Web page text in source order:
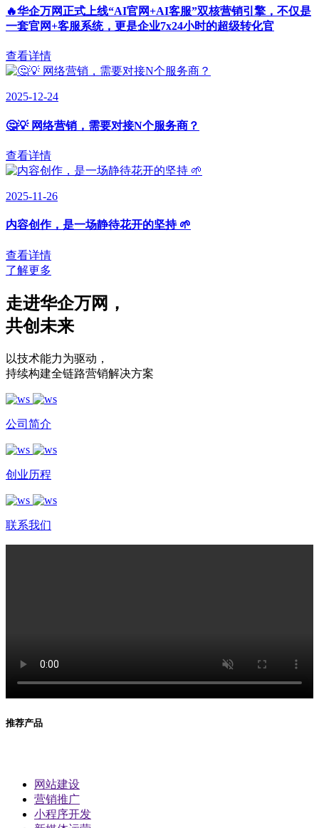
🔥华企万网正式上线“AI官网+AI客服”双核营销引擎，不仅是
一套官网+客服系统，更是企业7x24小时的超级转化官
查看详情
2025-12-24
🤔💡 网络营销，需要对接N个服务商？
查看详情
2025-11-26
内容创作，是一场静待花开的坚持 🌱
查看详情
了解更多
走进华企万网 ，
共创未来
以技术能力为驱动 ，
持续构建全链路营销解决方案
公司简介
创业历程
联系我们
推荐产品
网站建设
营销推广
小程序开发